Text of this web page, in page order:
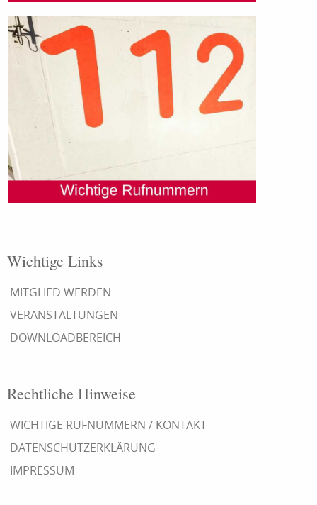
Wichtige Links
MITGLIED WERDEN
VERANSTALTUNGEN
DOWNLOADBEREICH
Rechtliche Hinweise
WICHTIGE RUFNUMMERN / KONTAKT
DATENSCHUTZERKLÄRUNG
IMPRESSUM